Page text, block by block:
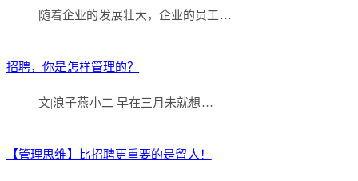
随着企业的发展壮大，企业的员工…
招聘，你是怎样管理的？
文|浪子燕小二 早在三月未就想…
【管理思维】比招聘更重要的是留人！